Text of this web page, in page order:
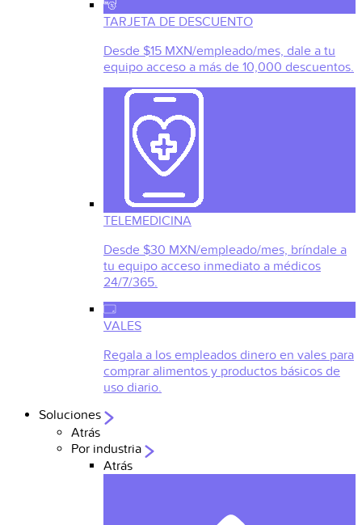
TARJETA DE DESCUENTO
Desde $15 MXN/empleado/mes, dale a tu
equipo acceso a más de 10,000 descuentos.
TELEMEDICINA
Desde $30 MXN/empleado/mes, bríndale a
tu equipo acceso inmediato a médicos
24/7/365.
VALES
Regala a los empleados dinero en vales para
comprar alimentos y productos básicos de
uso diario.
Soluciones
Atrás
Por industria
Atrás